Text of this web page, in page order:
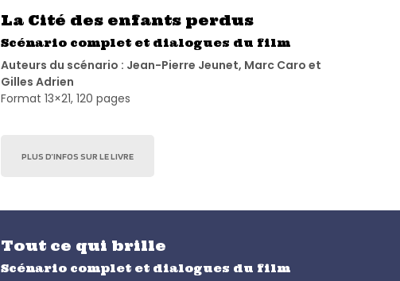
La Cité des enfants perdus
Scénario complet et dialogues du film
Auteurs du scénario : Jean-Pierre Jeunet, Marc Caro et
Gilles Adrien
Format 13×21, 120 pages
PLUS D’INFOS SUR LE LIVRE
Tout ce qui brille
Scénario complet et dialogues du film